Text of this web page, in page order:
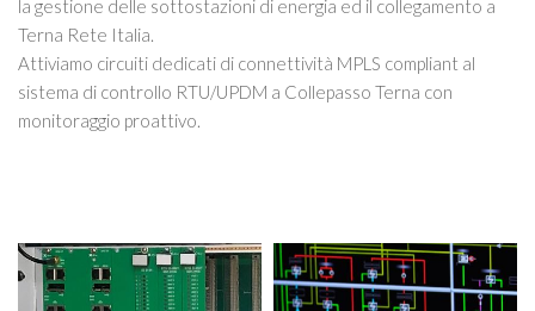
la gestione delle sottostazioni di energia ed il collegamento a
Terna Rete Italia.
Attiviamo circuiti dedicati di connettività MPLS compliant al
sistema di controllo RTU/UPDM a Collepasso Terna con
monitoraggio proattivo.